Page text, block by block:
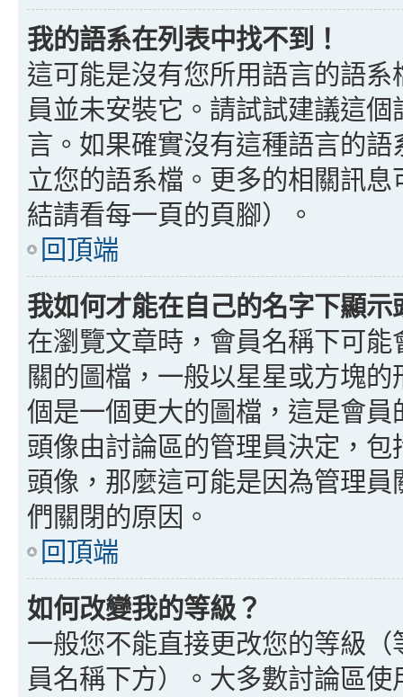
我的語系在列表中找不到！
這可能是沒有您所用語言的語
員並未安裝它。請試試建議這
言。如果確實沒有這種語言的
立您的語系檔。更多的相關訊
結請看每一頁的頁腳）。
回頂端
我如何才能在自己的名字下顯
在瀏覽文章時，會員名稱下可
關的圖檔，一般以星星或方塊
個是一個更大的圖檔，這是會
頭像由討論區的管理員決定，
頭像，那麼這可能是因為管理
們關閉的原因。
回頂端
如何改變我的等級？
一般您不能直接更改您的等級
員名稱下方）。大多數討論區